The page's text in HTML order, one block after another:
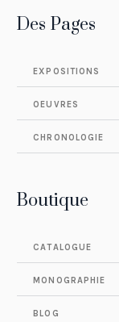
Des Pages
EXPOSITIONS
OEUVRES
CHRONOLOGIE
Boutique
CATALOGUE
MONOGRAPHIE
BLOG